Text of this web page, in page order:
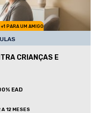
PARA UM AMIGO
CRIANÇAS E
EAD
A 12 MESES